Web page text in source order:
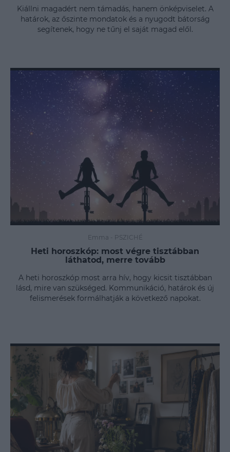
Kiállni magadért nem támadás, hanem önképviselet. A
határok, az őszinte mondatok és a nyugodt bátorság
segítenek, hogy ne tűnj el saját magad elől.
Emma - PSZICHÉ
Heti horoszkóp: most végre tisztábban
láthatod, merre tovább
A heti horoszkóp most arra hív, hogy kicsit tisztábban
lásd, mire van szükséged. Kommunikáció, határok és új
felismerések formálhatják a következő napokat.